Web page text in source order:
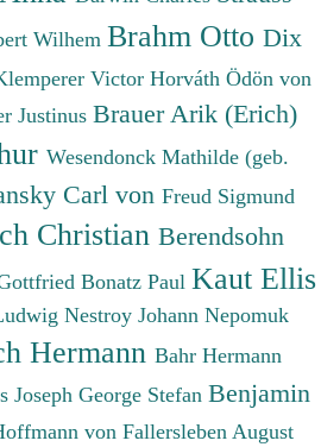
Wilhem Brahm Otto Dix
Victor Horváth Ödön von
Justinus Brauer Arik (Erich)
Wesendonck Mathilde (geb.
Carl von Freud Sigmund
Christian Berendsohn
Bonatz Paul Kaut Ellis
Nestroy Johann Nepomuk
Hermann Bahr Hermann
Joseph George Stefan Benjamin
von Fallersleben August